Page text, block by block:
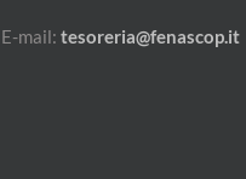
E-mail: tesoreria@fenascop.it